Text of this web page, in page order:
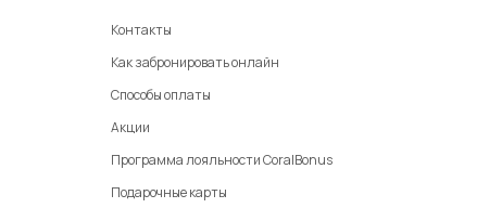
Контакты
Как забронировать онлайн
Способы оплаты
Акции
Программа лояльности CoralBonus
Подарочные карты